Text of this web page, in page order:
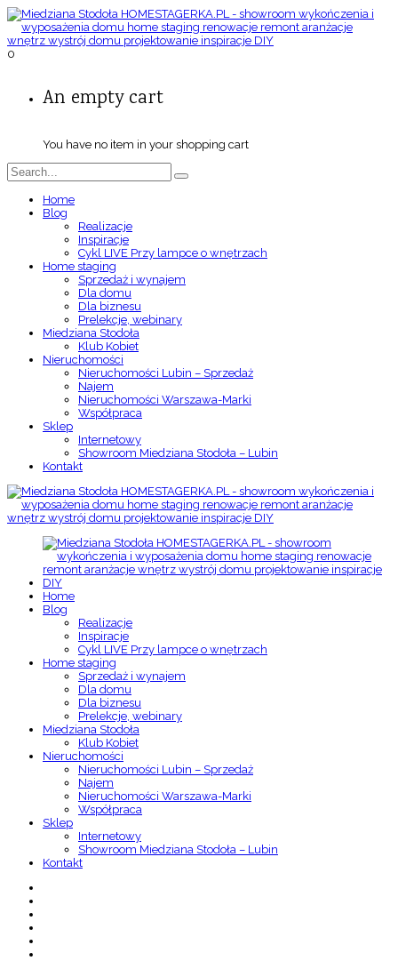
0
An empty cart
You have no item in your shopping cart
Home
Blog
Realizacje
Inspiracje
Cykl LIVE Przy lampce o wnętrzach
Home staging
Sprzedaż i wynajem
Dla domu
Dla biznesu
Prelekcje, webinary
Miedziana Stodoła
Klub Kobiet
Nieruchomości
Nieruchomości Lubin – Sprzedaż
Najem
Nieruchomości Warszawa-Marki
Współpraca
Sklep
Internetowy
Showroom Miedziana Stodoła – Lubin
Kontakt
Home
Blog
Realizacje
Inspiracje
Cykl LIVE Przy lampce o wnętrzach
Home staging
Sprzedaż i wynajem
Dla domu
Dla biznesu
Prelekcje, webinary
Miedziana Stodoła
Klub Kobiet
Nieruchomości
Nieruchomości Lubin – Sprzedaż
Najem
Nieruchomości Warszawa-Marki
Współpraca
Sklep
Internetowy
Showroom Miedziana Stodoła – Lubin
Kontakt